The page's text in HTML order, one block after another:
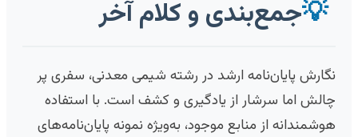
💡جمع‌بندی و کلام آخر
نگارش پایان‌نامه ارشد در رشته شیمی معدنی، سفری پر
چالش اما سرشار از یادگیری و کشف است. با استفاده
هوشمندانه از منابع موجود، به‌ویژه نمونه پایان‌نامه‌های